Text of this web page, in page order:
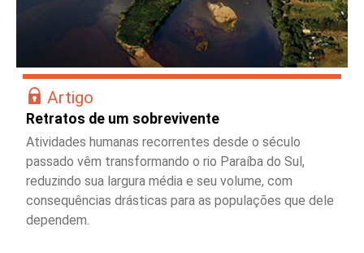
Artigo
Retratos de um sobrevivente
Atividades humanas recorrentes desde o século
passado vêm transformando o rio Paraíba do Sul,
reduzindo sua largura média e seu volume, com
consequências drásticas para as populações que dele
dependem.